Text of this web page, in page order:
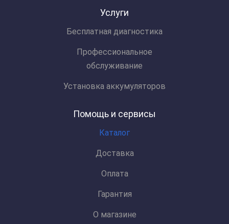
Услуги
Бесплатная диагностика
Профессиональное
обслуживание
Установка аккумуляторов
Помощь и сервисы
Каталог
Доставка
Оплата
Гарантия
О магазине